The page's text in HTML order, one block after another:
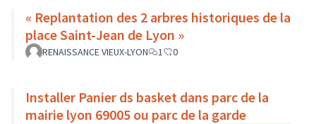
« Replantation des 2 arbres historiques de la
place Saint-Jean de Lyon »
RENAISSANCE VIEUX-LYON 1 0
Installer Panier ds basket dans parc de la
mairie lyon 69005 ou parc de la garde